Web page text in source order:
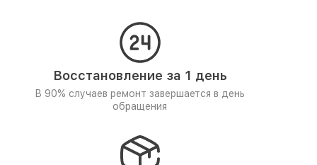
Восстановление за 1 день
В 90% случаев ремонт завершается в день
обращения